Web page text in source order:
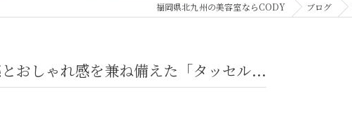
福岡県北九州の美容室ならCODY ブログ
おしゃれ感を兼ね備えた「タッセル...